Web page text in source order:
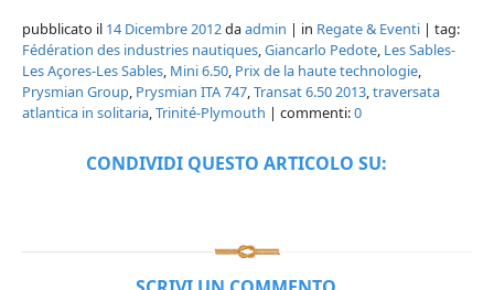
pubblicato il 14 Dicembre 2012daadmin | in Regate & Eventi | tag:
Fédération des industries nautiques,Giancarlo Pedote, Les Sables-
Les Açores-Les Sables, Mini 6.50, Prix de la haute technologie,
Prysmian Group, Prysmian ITA 747,Transat 6.50 2013,traversata
atlantica in solitaria,Trinité-Plymouth | commenti:0
CONDIVIDI QUESTO ARTICOLO SU: